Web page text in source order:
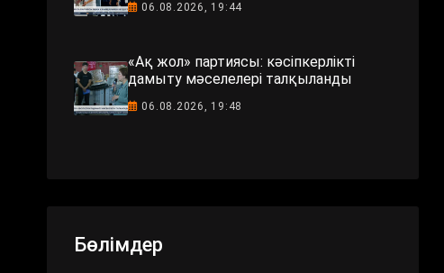
06.08.2026, 19:44
«Ақ жол» партиясы: кәсіпкерлікті
дамыту мәселелері талқыланды
06.08.2026, 19:48
Бөлімдер